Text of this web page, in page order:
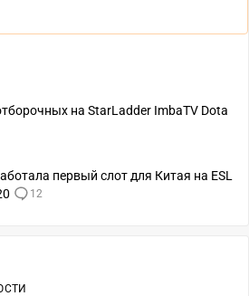
на StarLadder ImbaTV Dota
первый слот для Китая на ESL
12